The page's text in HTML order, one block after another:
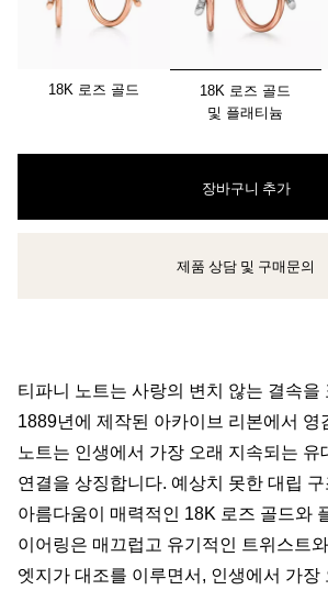
18K 로즈 골드 선택됨
18K 로즈 골드
및 플래티늄
장바구니 추가
클라이언트 어드바이저에게 문의하거나 예
제품 상담 및 구매문의
티파니 노트는 사랑의 변치 않는 결속을
1889년에 제작된 아카이브 리본에서 영
노트는 인생에서 가장 오래 지속되는 유
연결을 상징합니다. 예상치 못한 대립
아름다움이 매력적인 18K 로즈 골드와
이어링은 매끄럽고 유기적인 트위스트
엣지가 대조를 이루면서, 인생에서 가장